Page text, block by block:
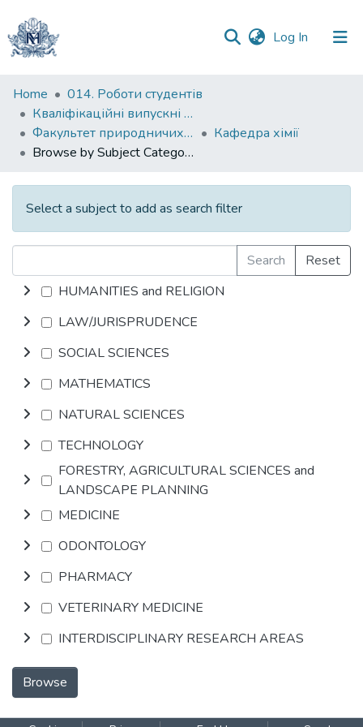
Log In (current)
Communities
&
Collections
All of DSpace
Home
014. Роботи студентів
Кваліфікаційні випускні роботи здобувачів вищої освіти бакалаврських програм
Факультет природничих наук
Кафедра хімії
Browse by Subject Category
Select a subject to add as search filter
Search
Reset
HUMANITIES and RELIGION
LAW/JURISPRUDENCE
SOCIAL SCIENCES
MATHEMATICS
NATURAL SCIENCES
TECHNOLOGY
FORESTRY, AGRICULTURAL SCIENCES and
LANDSCAPE PLANNING
MEDICINE
ODONTOLOGY
PHARMACY
VETERINARY MEDICINE
INTERDISCIPLINARY RESEARCH AREAS
Browse